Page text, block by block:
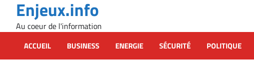
content
Enjeux.info
Au coeur de l'information
ACCUEIL BUSINESS ENERGIE SÉCURITÉ POLITIQUE